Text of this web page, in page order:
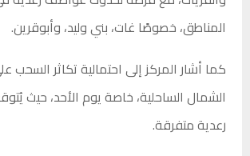
المناطق، خصوصًا غات، بني وليد، وأبوقرين.
كما أشار المركز إلى احتمالية تكاثر السحب
الشمال الساحلية، خاصة يوم الأحد، حيث
رعدية متفرقة.